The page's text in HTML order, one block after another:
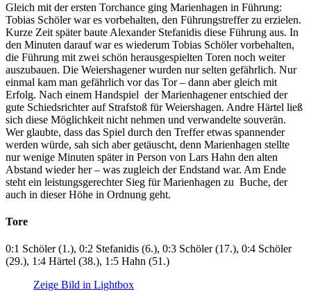
Gleich mit der ersten Torchance ging Marienhagen in Führung:
Tobias Schöler war es vorbehalten, den Führungstreffer zu erzielen.
Kurze Zeit später baute Alexander Stefanidis diese Führung aus. In
den Minuten darauf war es wiederum Tobias Schöler vorbehalten,
die Führung mit zwei schön herausgespielten Toren noch weiter
auszubauen. Die Weiershagener wurden nur selten gefährlich. Nur
einmal kam man gefährlich vor das Tor – dann aber gleich mit
Erfolg. Nach einem Handspiel der Marienhagener entschied der
gute Schiedsrichter auf Strafstoß für Weiershagen. Andre Härtel ließ
sich diese Möglichkeit nicht nehmen und verwandelte souverän.
Wer glaubte, dass das Spiel durch den Treffer etwas spannender
werden würde, sah sich aber getäuscht, denn Marienhagen stellte
nur wenige Minuten später in Person von Lars Hahn den alten
Abstand wieder her – was zugleich der Endstand war. Am Ende
steht ein leistungsgerechter Sieg für Marienhagen zu Buche, der
auch in dieser Höhe in Ordnung geht.
Tore
0:1 Schöler (1.), 0:2 Stefanidis (6.), 0:3 Schöler (17.), 0:4 Schöler
(29.), 1:4 Härtel (38.), 1:5 Hahn (51.)
Zeige Bild in Lightbox